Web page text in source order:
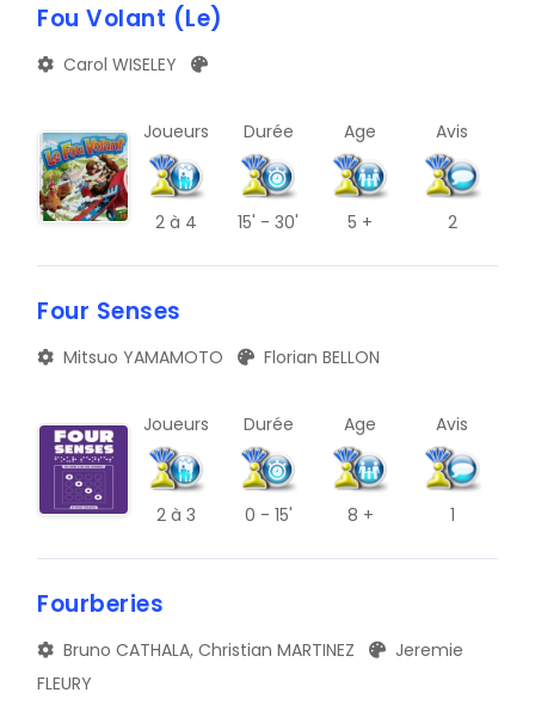
C
G
O
S
W
#
D
L
P
T
X
Fou Volant (Le)
Carol WISELEY
Joueurs
2 à 4
Durée
15' - 30'
Age
5 +
Avis
2
Four Senses
Mitsuo YAMAMOTO Florian BELLON
Joueurs
2 à 3
Durée
0 - 15'
Age
8 +
Avis
1
Fourberies
Bruno CATHALA, Christian MARTINEZ
Jeremie
FLEURY